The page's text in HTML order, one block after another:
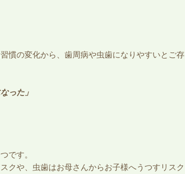
慣の変化から、歯周病や虫歯になりやすいとご存
った」
です。
クや、虫歯はお母さんからお子様へうつすリスク